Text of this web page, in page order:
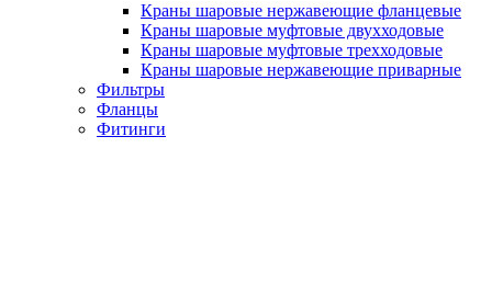
Краны шаровые нержавеющие фланцевые
Краны шаровые муфтовые двухходовые
Краны шаровые муфтовые трехходовые
Краны шаровые нержавеющие приварные
Фильтры
Фланцы
Фитинги